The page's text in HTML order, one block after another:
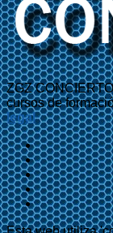
ZGZ
cursos de
legal